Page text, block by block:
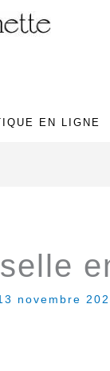
EN LIGNE
novembre